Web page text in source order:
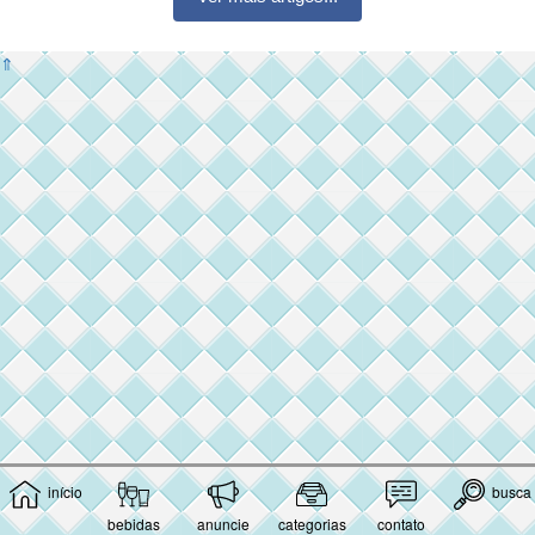
início
bebidas
anuncie categorias contato
busca
⇑